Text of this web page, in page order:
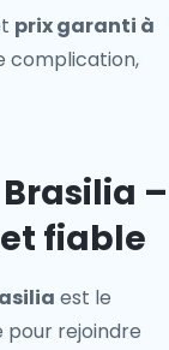
prix garanti à
complication,
–
fiable
est le
pour rejoindre